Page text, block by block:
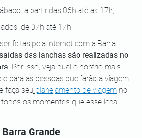
a partir das 06h até as 17h;
de 07h até 17h.
feitas pela internet com a Bahia
das lanchas são realizadas no
. Por isso, veja qual o horário mais
e para as pessoas que farão a viagem
faça seu planejamento de viagem no
os momentos que esse local
Grande